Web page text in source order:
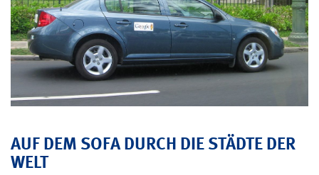
AUF DEM SOFA DURCH DIE STÄDTE DER
WELT